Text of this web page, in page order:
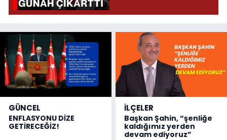
GÜNCEL
ENFLASYONU DİZE
GETİRECEĞİZ!
İLÇELER
Başkan Şahin, “şenliğe
kaldığımız yerden
devam ediyoruz”